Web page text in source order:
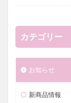
カテゴリー
お知らせ
新商品情報